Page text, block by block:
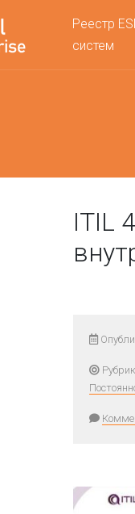
Реестр
систем
ITIL